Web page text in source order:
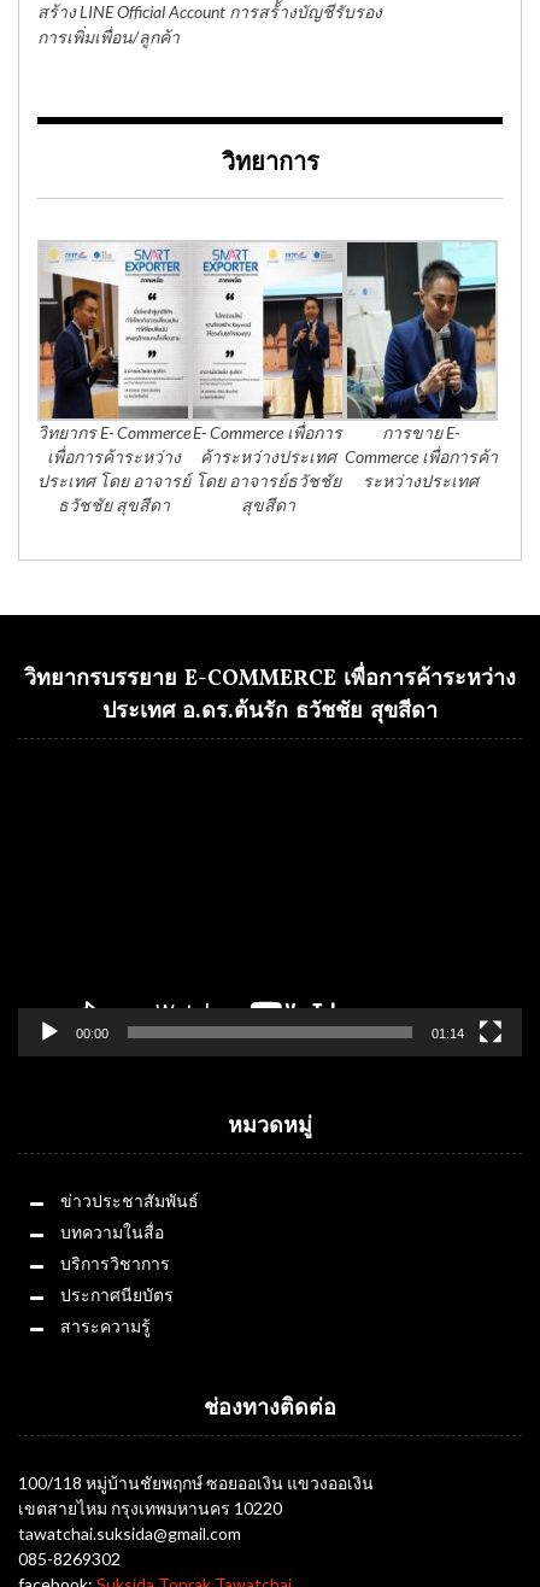
สร้าง LINE Official Account การสร้้างบัญชีรับรอง
การเพิ่มเพื่อน/ลูกค้า
วิทยาการ
วิทยากร E- Commerce
เพื่อการค้าระหว่าง
ประเทศ โดย อาจารย์
ธวัชชัย สุขสีดา
E- Commerce เพื่อการ
ค้าระหว่างประเทศ
โดย อาจารย์ธวัชชัย
สุขสีดา
การขาย E-
Commerce เพื่อการค้า
ระหว่างประเทศ
วิทยากรบรรยาย E-COMMERCE เพื่อการค้าระหว่าง
ประเทศ อ.ดร.ต้นรัก ธวัชชัย สุขสีดา
00:00 01:14
หมวดหมู่
ข่าวประชาสัมพันธ์
บทความในสื่อ
บริการวิชาการ
ประกาศนียบัตร
สาระความรู้
ช่องทางติดต่อ
100/118 หมู่บ้านชัยพฤกษ์ ซอยออเงิน แขวงออเงิน
เขตสายไหม กรุงเทพมหานคร 10220
tawatchai.suksida@gmail.com
085-8269302